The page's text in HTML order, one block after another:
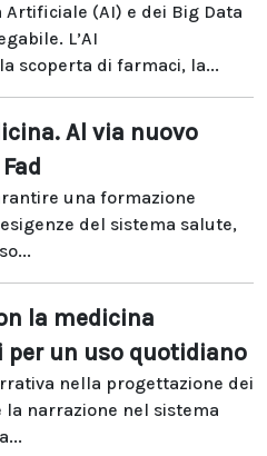
Artificiale (AI) e dei Big Data
L’AI
scoperta di farmaci, la...
Al via nuovo
una formazione
del sistema salute,
la medicina
un uso quotidiano
nella progettazione dei
narrazione nel sistema